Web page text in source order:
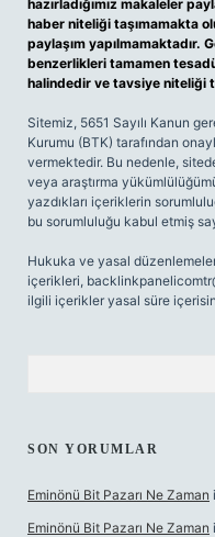
hazırladığımız makaleler
haber niteliği taşımamakta
paylaşım yapılmamaktadır.
benzerlikleri tamamen
halindedir ve tavsiye niteliği
Sitemiz, 5651 Sayılı Kanun
Kurumu (BTK) tarafından
vermektedir. Bu nedenle,
veya araştırma
yazdıkları içeriklerin
bu sorumluluğu kabul etmiş
Hukuka ve yasal
içerikleri,
ilgili içerikler yasal süre
SON YORUMLAR
Eminönü Bit Pazarı Ne Zaman
Eminönü Bit Pazarı Ne Zaman